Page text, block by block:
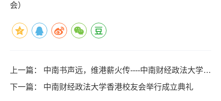
会）
上一篇： 中南书声远，维港薪火传----中南财经政法大学香
下一篇： 中南财经政法大学香港校友会举行成立典礼